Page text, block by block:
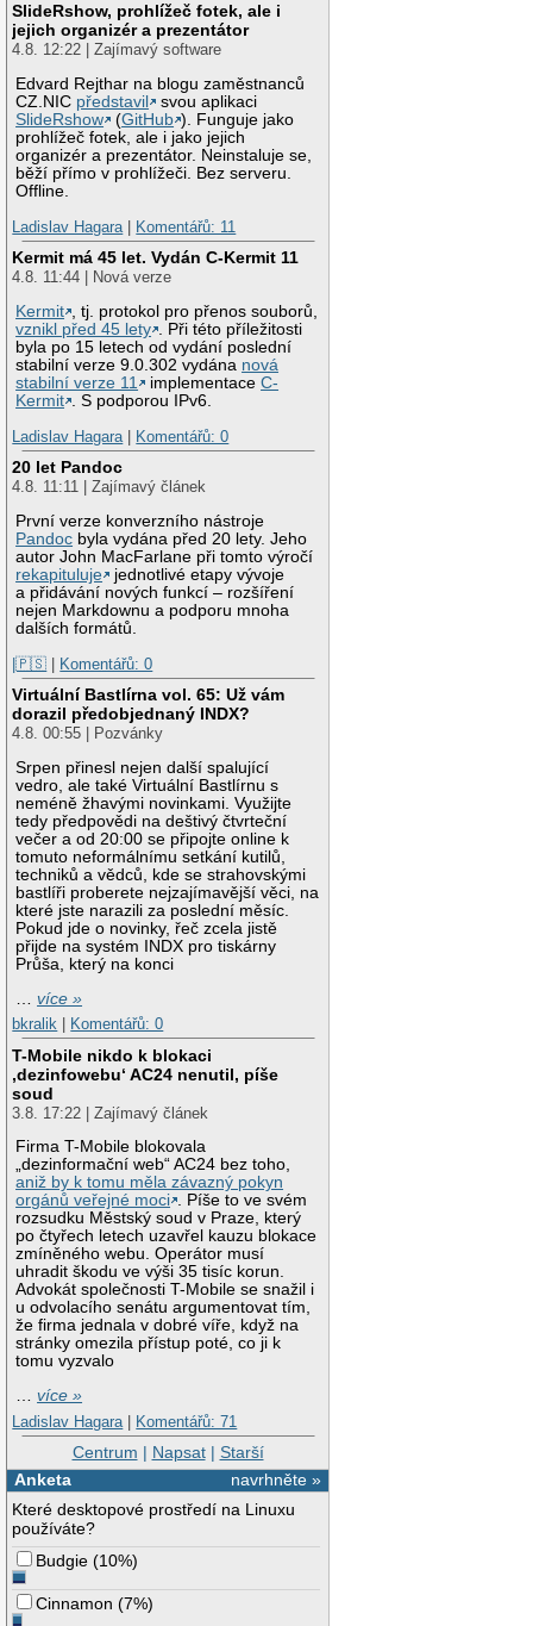
SlideRshow, prohlížeč fotek, ale i
jejich organizér a prezentátor
4.8. 12:22 | Zajímavý software
Edvard Rejthar na blogu zaměstnanců
CZ.NIC představil
svou aplikaci
SlideRshow
(GitHub ). Funguje jako
prohlížeč fotek, ale i jako jejich
organizér a prezentátor. Neinstaluje se,
běží přímo v prohlížeči. Bez serveru.
Offline.
Ladislav Hagara | Komentářů: 11
Kermit má 45 let. Vydán C-Kermit 11
4.8. 11:44 | Nová verze
Kermit , tj. protokol pro přenos souborů,
vznikl před 45 lety . Při této příležitosti
byla po 15 letech od vydání poslední
stabilní verze 9.0.302 vydána nová
stabilní verze 11
implementaceC-
Kermit . S podporou IPv6.
Ladislav Hagara | Komentářů: 0
20 let Pandoc
4.8. 11:11 | Zajímavý článek
První verze konverzního nástroje
Pandoc byla vydána před 20 lety. Jeho
autor John MacFarlane při tomto výročí
rekapituluje
jednotlivé etapy vývoje
a přidávání nových funkcí – rozšíření
nejen Markdownu a podporu mnoha
dalších formátů.
|🇵🇸 | Komentářů: 0
Virtuální Bastlírna vol. 65: Už vám
dorazil předobjednaný INDX?
4.8. 00:55 | Pozvánky
Srpen přinesl nejen další spalující
vedro, ale také Virtuální Bastlírnu s
neméně žhavými novinkami. Využijte
tedy předpovědi na deštivý čtvrteční
večer a od 20:00 se připojte online k
tomuto neformálnímu setkání kutilů,
techniků a vědců, kde se strahovskými
bastlíři proberete nejzajímavější věci, na
které jste narazili za poslední měsíc.
Pokud jde o novinky, řeč zcela jistě
přijde na systém INDX pro tiskárny
Průša, který na konci
…více »
bkralik
Komentářů: 0
T-Mobile nikdo k blokaci
‚dezinfowebu‘ AC24 nenutil, píše
soud
3.8. 17:22 | Zajímavý článek
Firma T-Mobile blokovala
„dezinformační web“ AC24 bez toho,
aniž by k tomu měla závazný pokyn
orgánů veřejné moci . Píše to ve svém
rozsudku Městský soud v Praze, který
po čtyřech letech uzavřel kauzu blokace
zmíněného webu. Operátor musí
uhradit škodu ve výši 35 tisíc korun.
Advokát společnosti T-Mobile se snažil i
u odvolacího senátu argumentovat tím,
že firma jednala v dobré víře, když na
stránky omezila přístup poté, co ji k
tomu vyzvalo
…více »
Ladislav Hagara | Komentářů: 71
Centrum | Napsat| Starší
navrhněte »
Anketa
Které desktopové prostředí na Linuxu
používáte?
Budgie (10%)
Cinnamon (7%)